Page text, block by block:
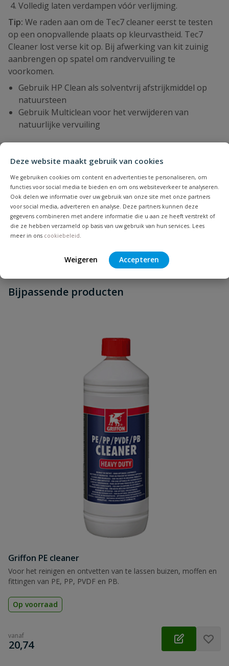
Deze website maakt gebruik van cookies
We gebruiken cookies om content en advertenties te personaliseren, om
functies voor social media te bieden en om ons websiteverkeer te analyseren.
Ook delen we informatie over uw gebruik van onze site met onze partners
voor social media, adverteren en analyse. Deze partners kunnen deze
gegevens combineren met andere informatie die u aan ze heeft verstrekt of
die ze hebben verzameld op basis van uw gebruik van hun services. Lees
meer in ons cookiebeleid.
Weigeren Accepteren
Volledig laten verdampen vóór verlijming.
Tip: We raden aan om de Tec7 cleaner eerst te testen
op een onopvallende plaats op kleurvastheid. Tec7
Cleaner lost verse kit op. Bij afwerking van kit zuinig
aanbrengen op spatel om randvervuiling te
voorkomen.
Gebruik HP Clean als solventvrij afstrijkmiddel op
natuursteen
Gebruik Multiclean voor het verwijderen van
natuurlijke vervuiling
Specificaties
Merknaam Tec7
Vraag en antwoord
Geen vragen
Heb je zelf ook een vraag over
dit product?
Schrijf zelf een beoordeling
Beoordeling versturen
Bijpassende producten
Griffon PE cleaner
Voor het reinigen en ontvetten van te lassen buizen, moffen en
fittingen van PE, PP, PVDF en PB.
Op voorraad
vanaf
€
20,74